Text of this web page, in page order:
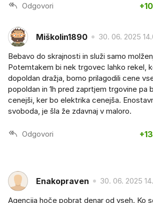
Odgovori +10
Miškolin1890 30. 06. 2025
Bebavo do skrajnosti in služi samo
Potemtakem bi nek trgovec lahko rekel,
dopoldan dražja, bomo prilagodili cene
popoldan in 1h pred zaprtjem trgovine pa
cenejši, ker bo elektrika cenejša.
svoboda, je šla že zdavnaj v maloro.
Odgovori +13
Enakopraven 30. 06. 2025
Agencija hoče pobrat denar od vseh. Ko